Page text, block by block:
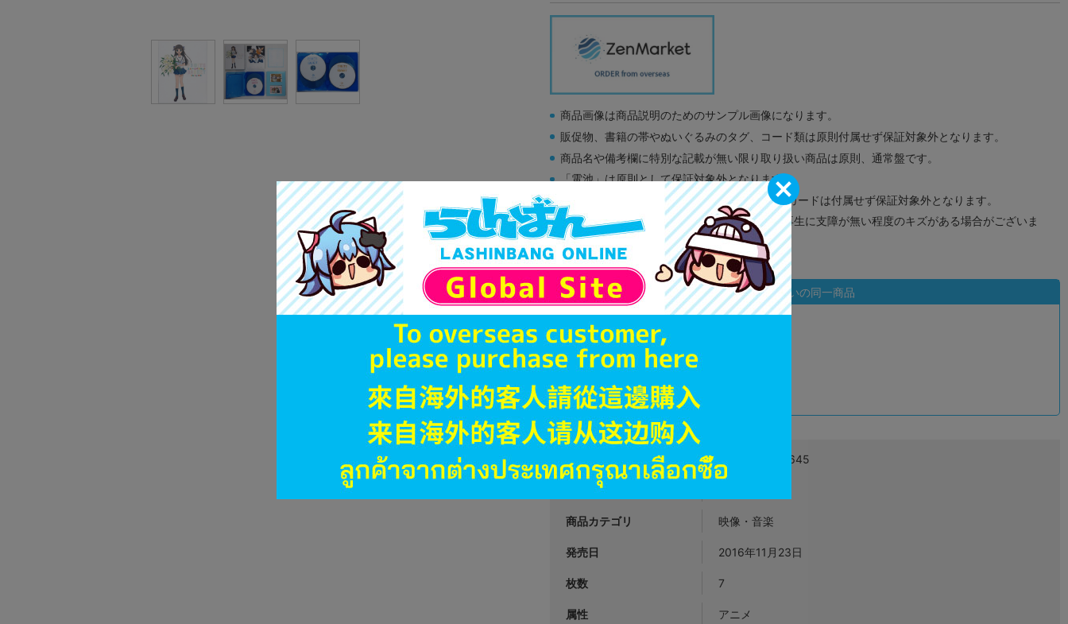
商品画像は商品説明のためのサンプル画像になります。
販促物、書籍の帯やぬいぐるみのタグ、コード類は原則付属せず保証対象外となります。
商品名や備考欄に特別な記載が無い限り取り扱い商品は原則、通常盤です。
「電池」は原則として保証対象外となります。
ゲーム機本体には、SDカードなどのメモリーカードは付属せず保証対象外となります。
ディスク類の読み取り面のキズに関しまして再生に支障が無い程度のキズがある場合がございま
す。
※詳細につきましてはコチラ
状態違いの同一商品
状態 :
オンライン
品切状態 9,990円 税込
JANコード 4988003841645
商品番号
商品カテゴリ 映像・音楽
発売日 2016年11月23日
枚数 7
属性 アニメ